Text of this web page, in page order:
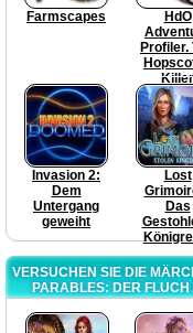
Farmscapes
HdO
Profiler.
Killer
Invasion 2:
Dem
Untergang
geweiht
Lost
Das
VERSUCHEN SIE DIE
PARABLES: DER FLUCH